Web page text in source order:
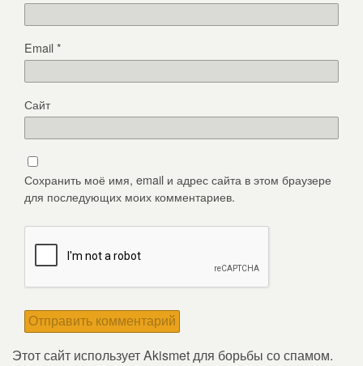
Email*
Сайт
Сохранить моё имя, email и адрес сайта в этом браузере
для последующих моих комментариев.
Этот сайт использует Akismet для борьбы со спамом.